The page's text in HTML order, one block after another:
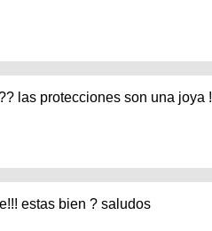
las protecciones son una joya !
estas bien ? saludos